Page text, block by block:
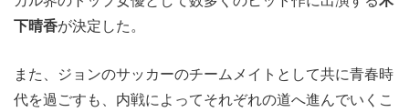
下晴香が決定した。
また、ジョンのサッカーのチームメイトとして共に青春時
代を過ごすも、内戦によってそれぞれの道へ進んでいくこ